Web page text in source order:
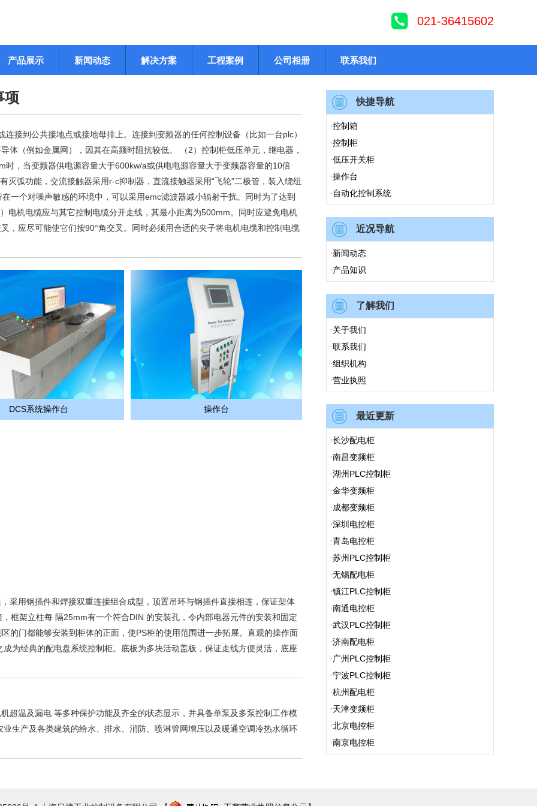
021-36415602
产品展示 新闻动态 解决方案 工程案例 公司相册 联系我们
项
接到公共接地点或接地母排上。连接到变频器的任何控制设备（比如一台plc）
体（例如金属网），因其在高频时阻抗较低。 （2）控制柜低压单元，继电器，
，当变频器供电源容量大于600kw/a或供电电源容量大于变频器容量的10倍
弧功能，交流接触器采用r-c抑制器，直流接触器采用“飞轮”二极管，装入绕组
一个对噪声敏感的环境中，可以采用emc滤波器减小辐射干扰。同时为了达到
电机电缆应与其它控制电缆分开走线，其最小距离为500mm。同时应避免电机
，应尽可能使它们按90°角交叉。同时必须用合适的夹子将电机电缆和控制电缆
DCS系统操作台 操作台
采用钢插件和焊接双重连接组合成型，顶置吊环与钢插件直接相连，保证架体
框架立柱每 隔25mm有一个符合DIN 的安装孔，令内部电器元件的安装和固定
的门都能够安装到柜体的正面，使PS柜的使用范围进一步拓展。直观的操作面
为经典的配电盘系统控制柜。底板为多块活动盖板，保证走线方便灵活，底座
超温及漏电 等多种保护功能及齐全的状态显示，并具备单泵及多泵控制工作模
生产及各类建筑的给水、排水、消防、喷淋管网增压以及暖通空调冷热水循环
快捷导航
·控制箱
·控制柜
·低压开关柜
·操作台
·自动化控制系统
近况导航
·新闻动态
·产品知识
了解我们
·关于我们
·联系我们
·组织机构
·营业执照
最近更新
·长沙配电柜
·南昌变频柜
·湖州PLC控制柜
·金华变频柜
·成都变频柜
·深圳电控柜
·青岛电控柜
·苏州PLC控制柜
·无锡配电柜
·镇江PLC控制柜
·南通电控柜
·武汉PLC控制柜
·济南配电柜
·广州PLC控制柜
·宁波PLC控制柜
·杭州配电柜
·天津变频柜
·北京电控柜
·南京电控柜